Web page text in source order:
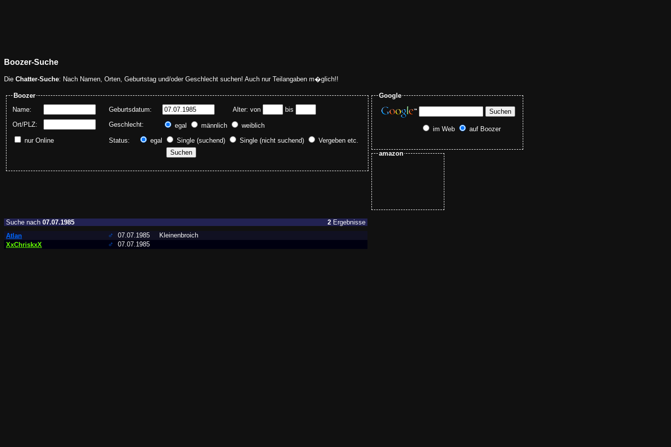
Boozer-Suche
Die Chatter-Suche: Nach Namen, Orten, Geburtstag und/oder Geschlecht suchen! Auch nur Teilangaben m�glich!!
Boozer
Name:
Geburtsdatum: Alter: von
bis
Ort/PLZ:
Geschlecht: egal männlich
weiblich
nur Online
Status: egal Single (suchend) Single (nicht suchend) Vergeben etc.
Google
im Web auf Boozer
amazon
Suche nach 07.07.1985 2 Ergebnisse
Atlan
♂ 07.07.1985
Kleinenbroich
XxChriskxX
♂ 07.07.1985